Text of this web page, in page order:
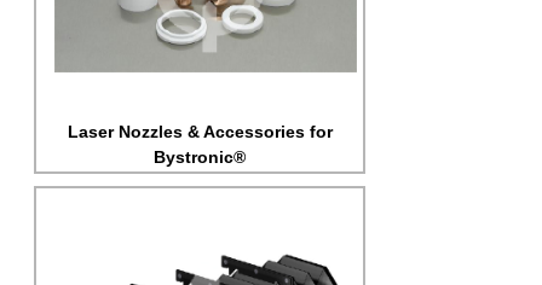
Laser Nozzles & Accessories for
Bystronic®